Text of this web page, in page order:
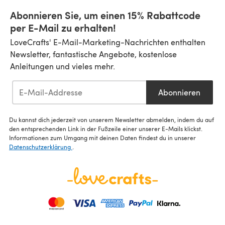
Abonnieren Sie, um einen 15% Rabattcode
per E-Mail zu erhalten!
LoveCrafts' E-Mail-Marketing-Nachrichten enthalten
Newsletter, fantastische Angebote, kostenlose
Anleitungen und vieles mehr.
Abonnieren
Du kannst dich jederzeit von unserem Newsletter abmelden, indem du auf
den entsprechenden Link in der Fußzeile einer unserer E-Mails klickst.
Informationen zum Umgang mit deinen Daten findest du in unserer
Datenschutzerklärung